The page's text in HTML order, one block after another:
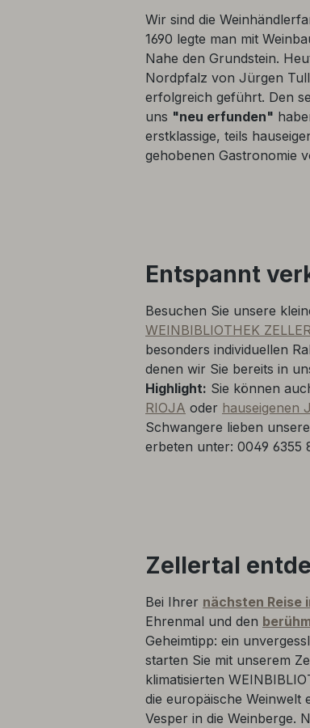
Wir sind die
1690 legte man mit
Nahe den Grundstein.
Nordpfalz von Jürgen
erfolgreich geführt. Den
uns "neu erfunden"
erstklassige, teils
gehobenen Gastronomie
Entspannt
Besuchen Sie unsere
WEINBIBLIOTHEK
besonders individuellen
denen wir Sie bereits in
Highlight: Sie können
RIOJA oder hauseigenen
Schwangere lieben
erbeten unter: 0049 6355
Zellertal
Bei Ihrer nächsten Reise
Ehrenmal und den
Geheimtipp: ein
starten Sie mit unserem
klimatisierten
die europäische Weinwelt
Vesper in die Weinberge.